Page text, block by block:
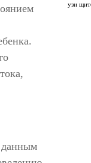
данным
узи